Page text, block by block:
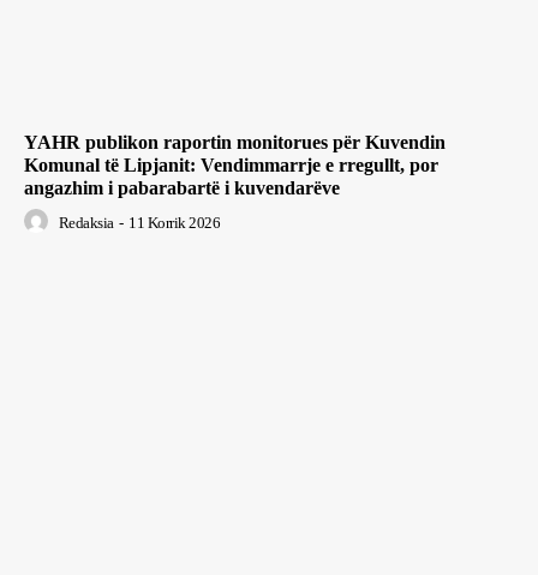
YAHR publikon raportin monitorues për Kuvendin
Komunal të Lipjanit: Vendimmarrje e rregullt, por
angazhim i pabarabartë i kuvendarëve
Redaksia - 11 Korrik 2026